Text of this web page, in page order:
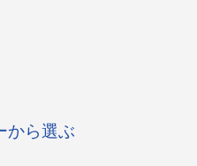
から選ぶ